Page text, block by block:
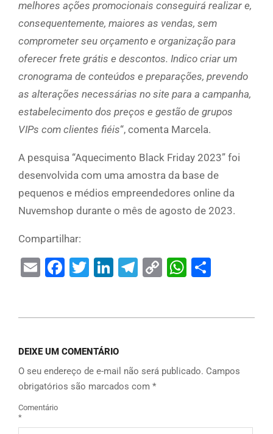
melhores ações promocionais conseguirá realizar e,
consequentemente, maiores as vendas, sem
comprometer seu orçamento e organização para
oferecer frete grátis e descontos. Indico criar um
cronograma de conteúdos e preparações, prevendo
as alterações necessárias no site para a campanha,
estabelecimento dos preços e gestão de grupos
VIPs com clientes fiéis“, comenta Marcela.
A pesquisa “Aquecimento Black Friday 2023” foi
desenvolvida com uma amostra da base de
pequenos e médios empreendedores online da
Nuvemshop durante o mês de agosto de 2023.
Compartilhar:
EmailFacebook
Twitter
LinkedIn
Telegram
Copy
DEIXE UM COMENTÁRIO
O seu endereço de e-mail não será publicado. Campos
obrigatórios são marcados com *
Comentário
*